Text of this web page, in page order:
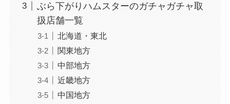
ぶら下がりハムスターのガチャガチャ取
扱店舗一覧
北海道・東北
関東地方
中部地方
近畿地方
中国地方